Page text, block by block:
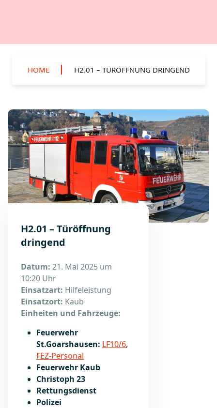
HOME H2.01 – TÜRÖFFNUNG DRINGEND
H2.01 – Türöffnung
dringend
Datum: 21. Mai 2025 um
10:20 Uhr
Einsatzart: Hilfeleistung
Einsatzort: Kaub
Einheiten und Fahrzeuge:
Feuerwehr
St.Goarshausen: LF10/6,
FEZ-Personal
Feuerwehr Kaub
Christoph 23
Rettungsdienst
Polizei